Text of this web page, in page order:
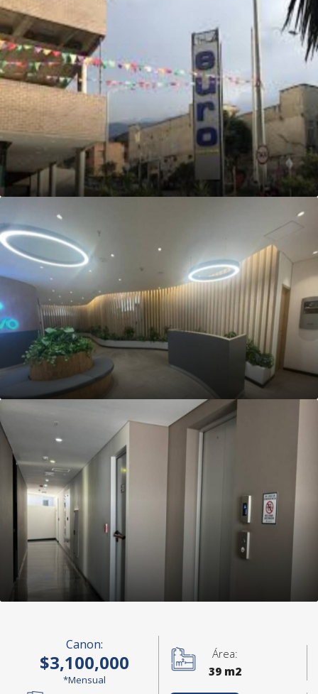
Canon:
$3,100,000
*Mensual
Área:
39 m2